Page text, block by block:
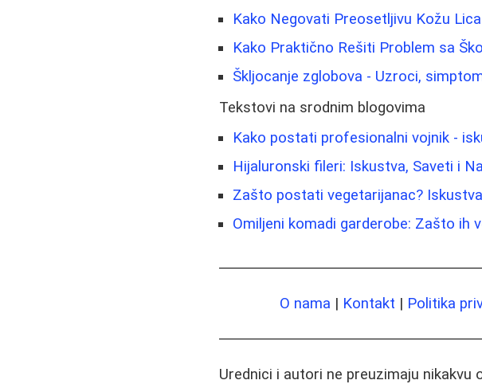
Kako Negovati Preosetljivu Kožu
Kako Praktično Rešiti Problem sa
Škljocanje zglobova - Uzroci,
Tekstovi na srodnim blogovima
Kako postati profesionalni vojnik -
Hijaluronski fileri: Iskustva, Saveti i
Zašto postati vegetarijanac?
Omiljeni komadi garderobe: Zašto ih
O nama | Kontakt | Politika
Urednici i autori ne preuzimaju